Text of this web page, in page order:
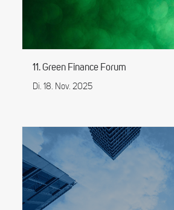
11. Green Finance Forum
Di. 18. Nov. 2025